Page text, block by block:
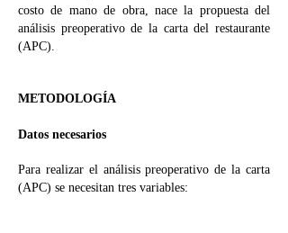
costo de mano de obra, nace la propuesta del
análisis preoperativo de la carta del restaurante
(APC).
METODOLOGÍA
Datos necesarios
Para realizar el análisis preoperativo de la carta
(APC) se necesitan tres variables: